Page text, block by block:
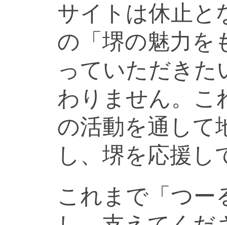
サイトは休止と
の「堺の魅力を
っていただきた
わりません。こ
の活動を通して
し、堺を応援し
これまで「つー